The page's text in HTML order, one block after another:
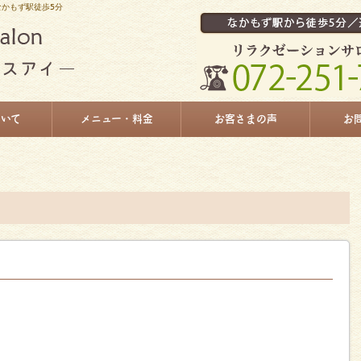
もず駅徒歩5分
て メニュー・料金 お客さまの声 お